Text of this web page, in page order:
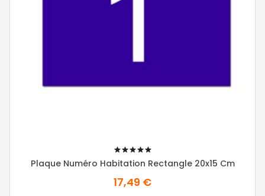
100%
Plaque Numéro Habitation Rectangle 20x15 Cm
17,49 €